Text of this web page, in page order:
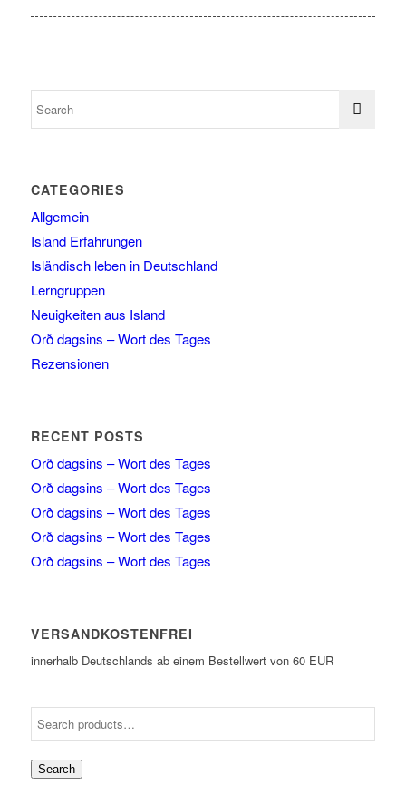
CATEGORIES
Allgemein
Island Erfahrungen
Isländisch leben in Deutschland
Lerngruppen
Neuigkeiten aus Island
Orð dagsins – Wort des Tages
Rezensionen
RECENT POSTS
Orð dagsins – Wort des Tages
Orð dagsins – Wort des Tages
Orð dagsins – Wort des Tages
Orð dagsins – Wort des Tages
Orð dagsins – Wort des Tages
VERSANDKOSTENFREI
innerhalb Deutschlands ab einem Bestellwert von 60 EUR
Search